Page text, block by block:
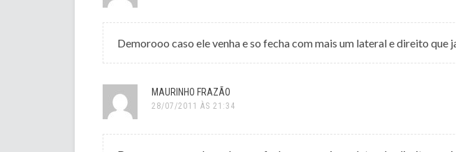
Demorooo caso ele venha e so fecha com mais um lateral e direito que
MAURINHO FRAZÃO
28/07/2011 ÀS 21:34